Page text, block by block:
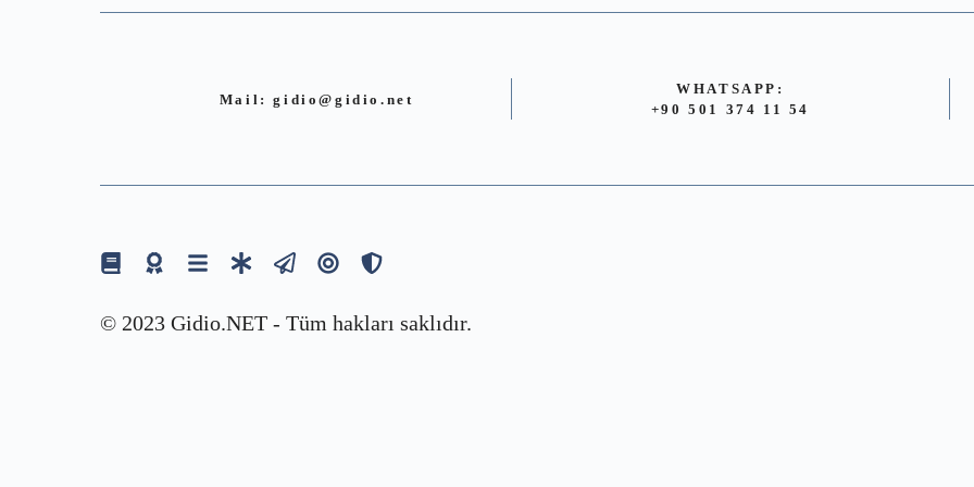
Mail: gidio@gidio.net
WHATSAPP:
+90 501 374 11 54
© 2023 Gidio.NET - Tüm hakları saklıdır.